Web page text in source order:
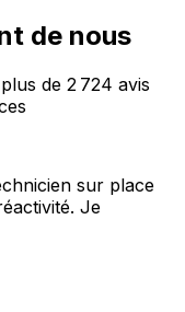
de nous
de 2 724 avis
sur place
Je